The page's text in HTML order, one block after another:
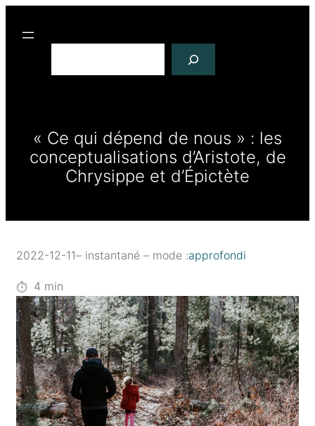
c
c
h
e
« Ce qui dépend de nous » : les
conceptualisations d’Aristote, de
Chrysippe et d’Épictète
2022-12-11– instantané – mode :approfondi
4 min